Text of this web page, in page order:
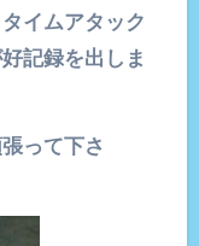
イムアタック
記録を出しま
って下さ